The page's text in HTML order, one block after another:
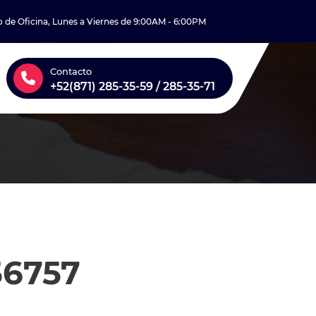
de Oficina, Lunes a Viernes de 9:00AM - 6:00PM
Contacto
+52(871) 285-35-59 / 285-35-71